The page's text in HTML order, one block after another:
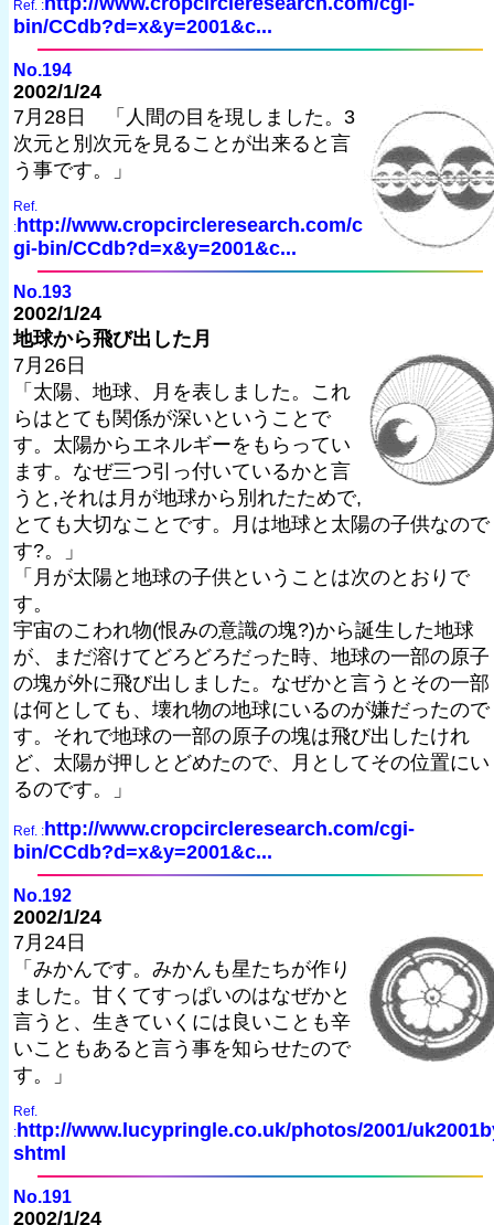
Ref. :
bin/CCdb?d=x&y=2001&c...
No.194
2002/1/24
7月28日 「人間の目を現しました。3
次元と別次元を見ることが出来ると言
う事です。」
Ref.
: http://www.cropcircleresearch.com/c
gi-bin/CCdb?d=x&y=2001&c...
No.193
2002/1/24
地球から飛び出した月
7月26日
「太陽、地球、月を表しました。これ
らはとても関係が深いということで
す。太陽からエネルギーをもらってい
ます。なぜ三つ引っ付いているかと言
うと,それは月が地球から別れたためで,
とても大切なことです。月は地球と太陽の子供なので
す?。」
「月が太陽と地球の子供ということは次のとおりで
す。
宇宙のこわれ物(恨みの意識の塊?)から誕生した地球
が、まだ溶けてどろどろだった時、地球の一部の原子
の塊が外に飛び出しました。なぜかと言うとその一部
は何としても、壊れ物の地球にいるのが嫌だったので
す。それで地球の一部の原子の塊は飛び出したけれ
ど、太陽が押しとどめたので、月としてその位置にい
るのです。」
Ref. : http://www.cropcircleresearch.com/cgi-
bin/CCdb?d=x&y=2001&c...
No.192
2002/1/24
7月24日
「みかんです。みかんも星たちが作り
ました。甘くてすっぱいのはなぜかと
言うと、生きていくには良いことも辛
いこともあると言う事を知らせたので
す。」
Ref.
: http://www.lucypringle.co.uk/photos/2001/
shtml
No.191
2002/1/24